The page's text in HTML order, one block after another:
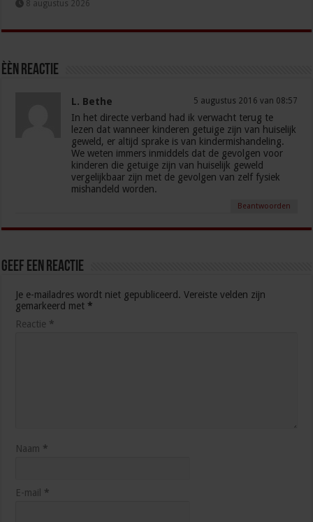
8 augustus 2026
èèn Reactie
L. Bethe 5 augustus 2016 van 08:57
In het directe verband had ik verwacht terug te
lezen dat wanneer kinderen getuige zijn van huiselijk
geweld, er altijd sprake is van kindermishandeling.
We weten immers inmiddels dat de gevolgen voor
kinderen die getuige zijn van huiselijk geweld
vergelijkbaar zijn met de gevolgen van zelf fysiek
mishandeld worden.
Beantwoorden
Geef een reactie
Je e-mailadres wordt niet gepubliceerd. Vereiste velden zijn
gemarkeerd met *
Reactie *
Naam *
E-mail *